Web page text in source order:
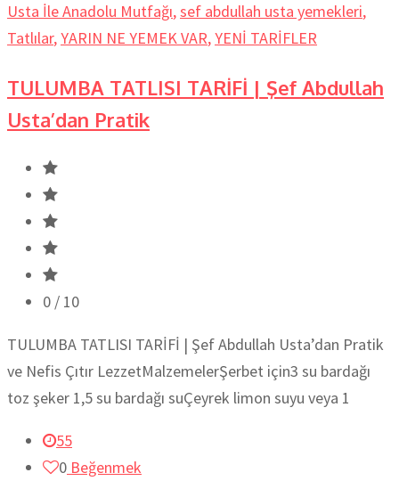
Usta İle Anadolu Mutfağı,sef abdullah usta yemekleri,
Tatlılar,YARIN NE YEMEK VAR,YENİ TARİFLER
TULUMBA TATLISI TARİFİ | Şef Abdullah
Usta’dan Pratik
0 / 10
TULUMBA TATLISI TARİFİ | Şef Abdullah Usta’dan Pratik
ve Nefis Çıtır LezzetMalzemelerŞerbet için3 su bardağı
toz şeker 1,5 su bardağı suÇeyrek limon suyu veya 1
55
0 Beğenmek